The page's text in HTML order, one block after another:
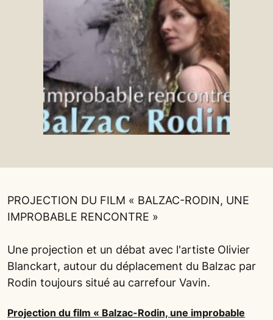
PROJECTION DU FILM « BALZAC-RODIN, UNE
IMPROBABLE RENCONTRE »
Une projection et un débat avec l'artiste Olivier
Blanckart, autour du déplacement du Balzac par
Rodin toujours situé au carrefour Vavin.
Projection du film « Balzac-Rodin, une improbable